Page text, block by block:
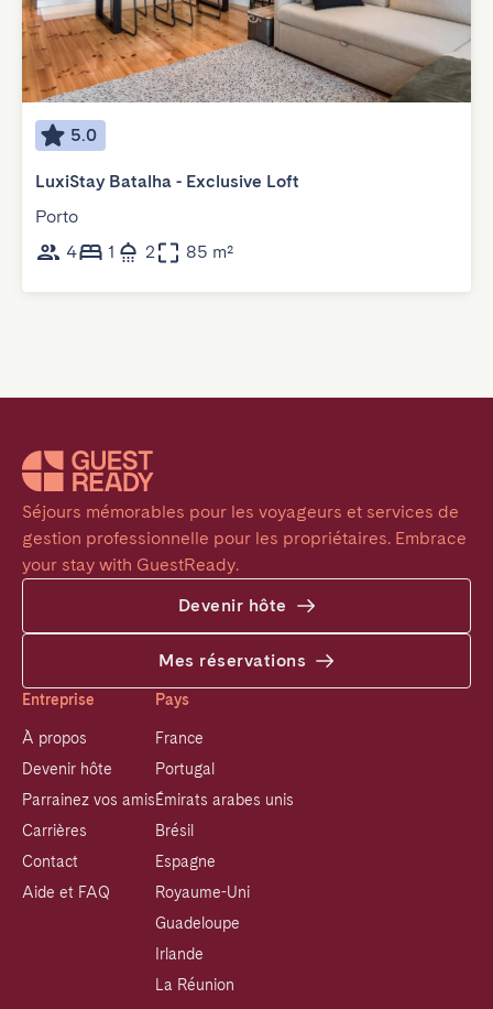
5.0
LuxiStay Batalha - Exclusive Loft
Porto
4
1 2 85 m²
Séjours mémorables pour les voyageurs et services de
gestion professionnelle pour les propriétaires. Embrace
your stay with GuestReady.
Devenir hôte
Mes réservations
Entreprise
À propos
Devenir hôte
Parrainez vos amis
Carrières
Contact
Aide et FAQ
Pays
France
Portugal
Émirats arabes unis
Brésil
Espagne
Royaume-Uni
Guadeloupe
Irlande
La Réunion